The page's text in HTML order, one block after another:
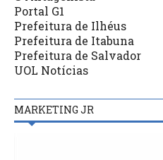
Portal G1
Prefeitura de Ilhéus
Prefeitura de Itabuna
Prefeitura de Salvador
UOL Notícias
MARKETING JR